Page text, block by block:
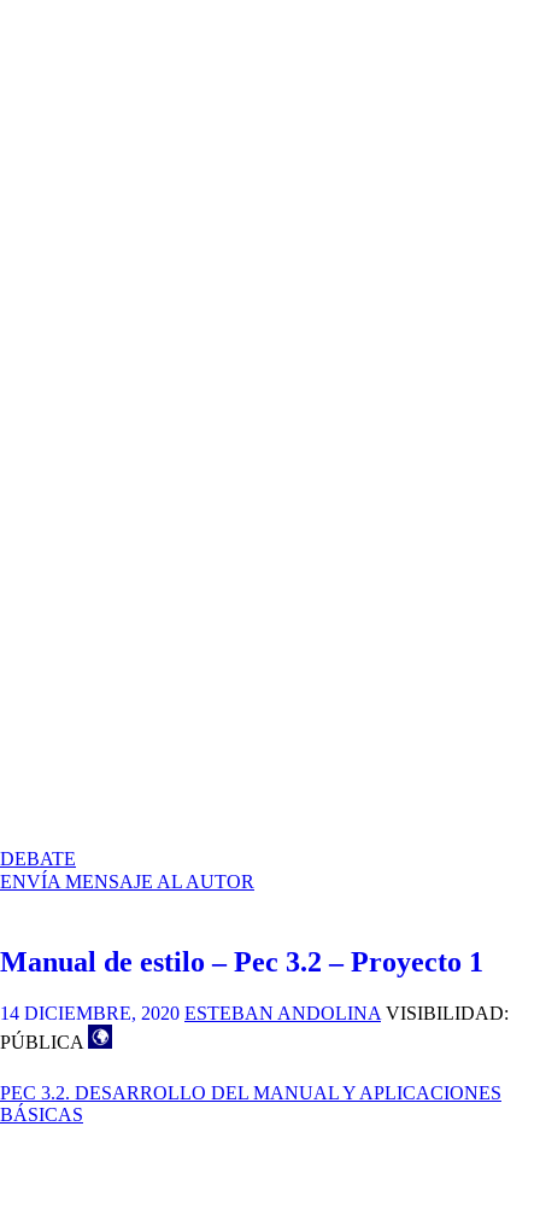
DEBATE
MANUAL
PEC
–
PROYECTO
1
ENVÍA MENSAJE AL AUTOR
Manual de estilo – Pec 3.2 – Proyecto 1
14 DICIEMBRE, 2020 ESTEBAN ANDOLINA VISIBILIDAD:
PÚBLICA
PEC 3.2. DESARROLLO DEL MANUAL Y APLICACIONES
BÁSICAS